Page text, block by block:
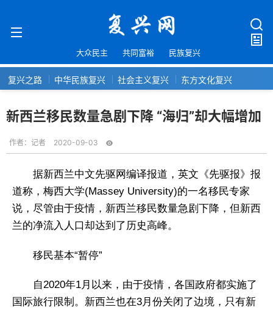
大众民主 共同富裕 民族复兴
复兴之路 中华民族复兴 社会主义复兴 东方文化复兴
新西兰移民数量急剧下降 “海归”却大幅增加
作者： 记者 2020-09-03
据新西兰中文先驱网编译报道，英文《先驱报》报
道称，梅西大学(Massey University)的一名移民专家
说，尽管由于疫情，新西兰移民数量急剧下降，但新西
兰的净流入人口却达到了历史高峰。
移民基本“暂停”
自2020年1月以来，由于疫情，各国政府都实施了
国际旅行限制。新西兰也在3月份关闭了边境，只有新